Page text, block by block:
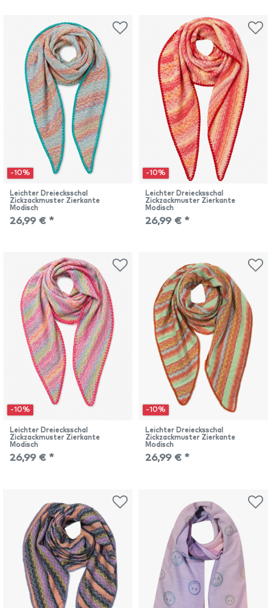
-10%
Leichter Dreiecksschal
Zickzackmuster Zierkante
Modisch
26,99 € *
-10%
Leichter Dreiecksschal
Zickzackmuster Zierkante
Modisch
26,99 € *
-10%
Leichter Dreiecksschal
Zickzackmuster Zierkante
Modisch
26,99 € *
-10%
Leichter Dreiecksschal
Zickzackmuster Zierkante
Modisch
26,99 € *